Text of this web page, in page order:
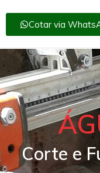
Cotar via
Corte e